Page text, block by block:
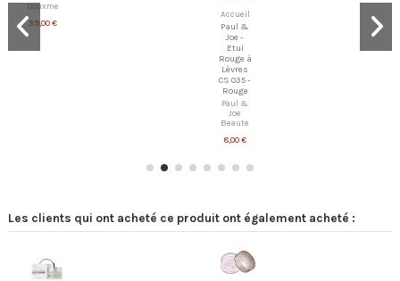
Douxme
39,00 €
Accueil
Paul &
Joe -
Etui
Rouge à
Lèvres
CS 035 -
Rouge
Paul &
Joe
Beaute
8,00 €
Les clients qui ont acheté ce produit ont également acheté :